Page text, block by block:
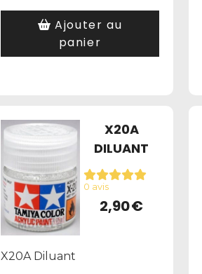
Ajouter au
panier
X20A
DILUANT
0 avis
2,90€
X20A Diluant